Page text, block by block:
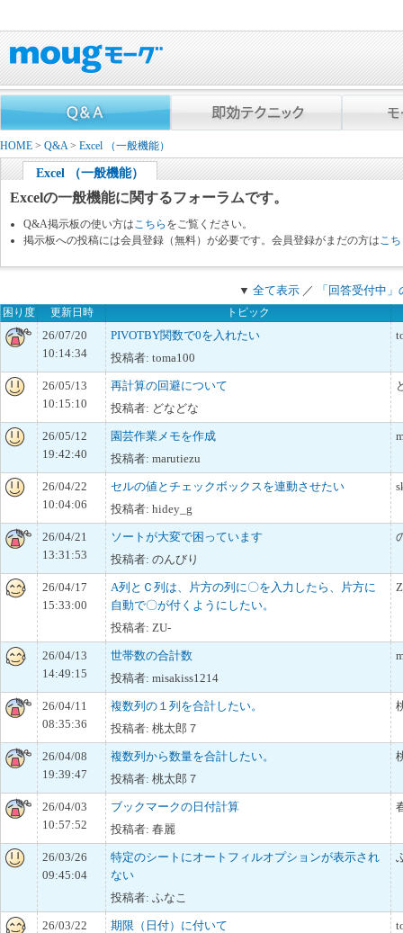
HOME > Q&A> Excel （一般機能）
Excel （一般機能）
Excelの一般機能に関するフォーラムです。
Q&A掲示板の使い方は こちら をご覧ください。
掲示板への投稿には会員登録（無料）が必要です。会員登録がまだの方は こ
▼ 全て表示 ／ 「回答受付中
困り度 更新日時 トピック
26/07/20
10:14:34
PIVOTBY関数で0を入れたい
投稿者: toma100
26/05/13
10:15:10
再計算の回避について
投稿者: どなどな
26/05/12
19:42:40
園芸作業メモを作成
投稿者: marutiezu
26/04/22
10:04:06
セルの値とチェックボックスを連動させたい
投稿者: hidey_g
26/04/21
13:31:53
ソートが大変で困っています
投稿者: のんびり
26/04/17
15:33:00
A列とＣ列は、片方の列に〇を入力したら、片方に
自動で〇が付くようにしたい。
投稿者: ZU-
26/04/13
14:49:15
世帯数の合計数
投稿者: misakiss1214
26/04/11
08:35:36
複数列の１列を合計したい。
投稿者: 桃太郎７
26/04/08
19:39:47
複数列から数量を合計したい。
投稿者: 桃太郎７
26/04/03
10:57:52
ブックマークの日付計算
投稿者: 春麗
26/03/26
09:45:04
特定のシートにオートフィルオプションが表示され
ない
投稿者: ふなこ
26/03/22
期限（日付）に付いて